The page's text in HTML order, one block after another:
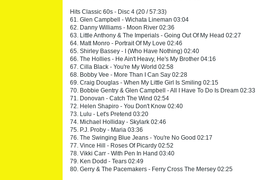
Hits Classic 60s - Disc 4 (20 / 57:33)
61. Glen Campbell - Wichata Lineman 03:04
62. Danny Williams - Moon River 02:36
63. Little Anthony & The Imperials - Going Out Of My Head 02:27
64. Matt Monro - Portrait Of My Love 02:46
65. Shirley Bassey - I (Who Have Nothing) 02:40
66. The Hollies - He Ain't Heavy, He's My Brother 04:16
67. Cilla Black - You're My World 02:58
68. Bobby Vee - More Than I Can Say 02:28
69. Craig Douglas - When My Little Girl Is Smiling 02:15
70. Bobbie Gentry & Glen Campbell - All I Have To Do Is Dream 02:33
71. Donovan - Catch The Wind 02:54
72. Helen Shapiro - You Don't Know 02:40
73. Lulu - Let's Pretend 03:20
74. Michael Holliday - Skylark 02:46
75. P.J. Proby - Maria 03:36
76. The Swinging Blue Jeans - You're No Good 02:17
77. Vince Hill - Roses Of Picardy 02:52
78. Vikki Carr - With Pen In Hand 03:40
79. Ken Dodd - Tears 02:49
80. Gerry & The Pacemakers - Ferry Cross The Mersey 02:25